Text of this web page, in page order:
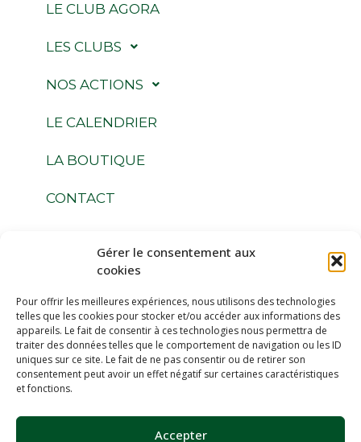
Gérer le consentement aux
cookies
Pour offrir les meilleures expériences, nous utilisons des technologies
telles que les cookies pour stocker et/ou accéder aux informations des
appareils. Le fait de consentir à ces technologies nous permettra de
traiter des données telles que le comportement de navigation ou les ID
uniques sur ce site. Le fait de ne pas consentir ou de retirer son
consentement peut avoir un effet négatif sur certaines caractéristiques
et fonctions.
Accepter
LE CLUB AGORA
LES CLUBS
NOS ACTIONS
LE CALENDRIER
LA BOUTIQUE
CONTACT
Suivez-nous
Espace Membres
Devenir Membres